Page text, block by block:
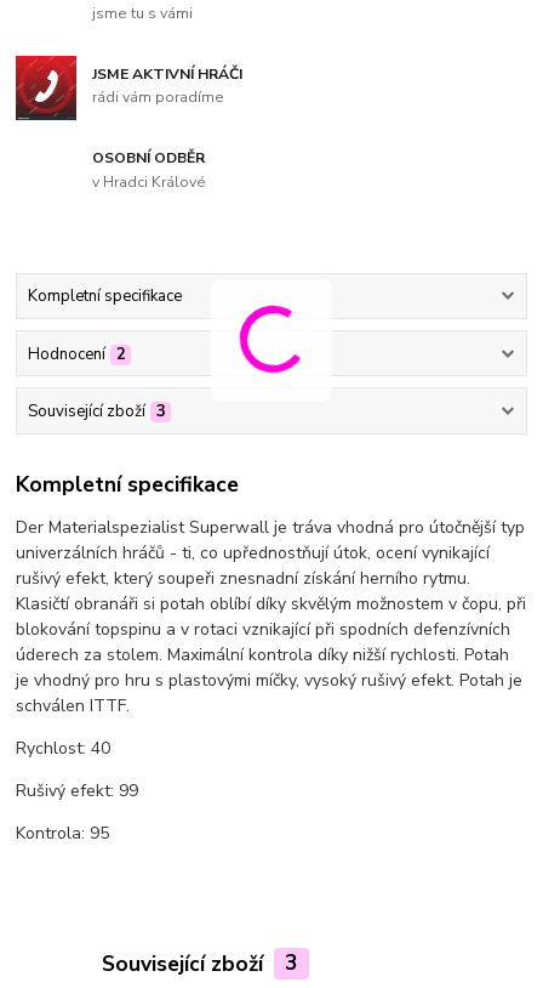
jsme tu s vámi
JSME AKTIVNÍ HRÁČI
rádi vám poradíme
OSOBNÍ ODBĚR
v Hradci Králové
Kompletní specifikace
Hodnocení 2
Související zboží 3
Kompletní specifikace
Der Materialspezialist Superwall je tráva vhodná pro útočnější typ
univerzálních hráčů - ti, co upřednostňují útok, ocení vynikající
rušivý efekt, který soupeři znesnadní získání herního rytmu.
Klasičtí obranáři si potah oblíbí díky skvělým možnostem v čopu, při
blokování topspinu a v rotaci vznikající při spodních defenzívních
úderech za stolem. Maximální kontrola díky nižší rychlosti. Potah
je vhodný pro hru s plastovými míčky, vysoký rušivý efekt. Potah je
schválen ITTF.
Rychlost: 40
Rušivý efekt: 99
Kontrola: 95
Související zboží 3